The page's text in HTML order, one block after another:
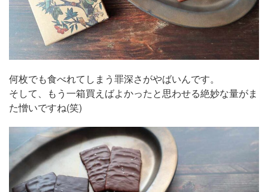
何枚でも食べれてしまう罪深さがやばいんです。
そして、もう一箱買えばよかったと思わせる絶妙な量がま
た憎いですね(笑)